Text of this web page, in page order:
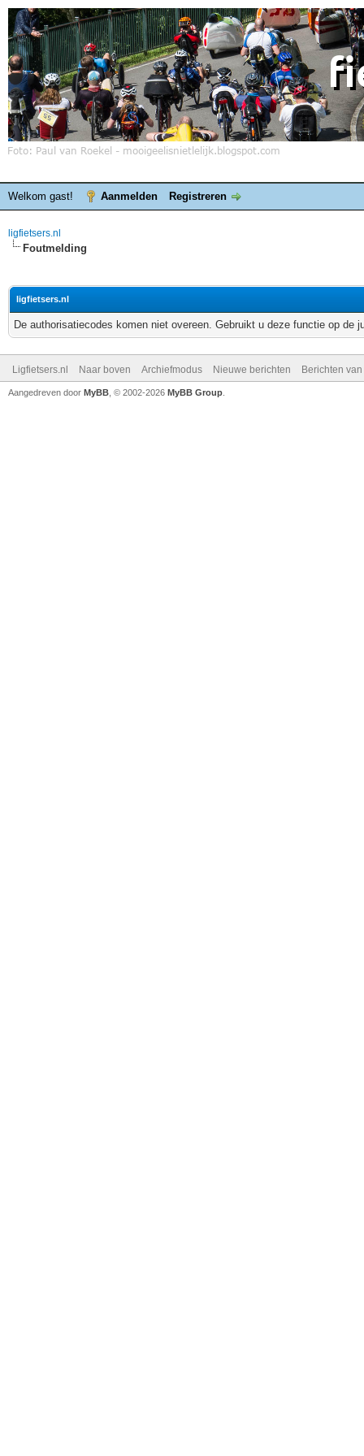
Welkom gast! Aanmelden Registreren
ligfietsers.nl
Foutmelding
ligfietsers.nl
De authorisatiecodes komen niet overeen. Gebruikt u deze functie op de
Ligfietsers.nl Naar boven Archiefmodus Nieuwe berichten Berichten
Aangedreven door MyBB , © 2002-2026 MyBB Group